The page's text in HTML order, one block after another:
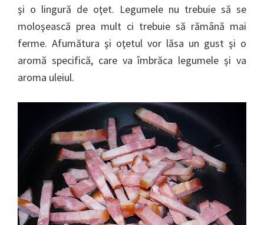
şi o lingură de oţet. Legumele nu trebuie să se
moloşească prea mult ci trebuie să rămână mai
ferme. Afumătura şi oţetul vor lăsa un gust şi o
aromă specifică, care va îmbrăca legumele şi va
aroma uleiul.